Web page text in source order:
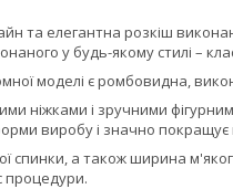
та елегантна розкіш
у будь-якому стилі –
моделі є ромбовидна,
ніжками і зручними
виробу і значно покращує
спинки, а також ширина
процедури.